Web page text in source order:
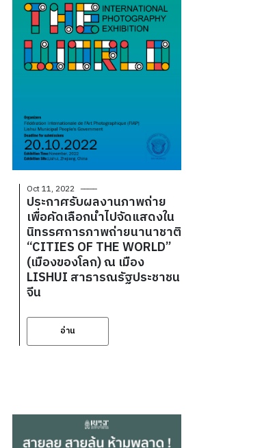
Oct 11, 2022
ประกาศรับผลงานภาพถ่าย
เพื่อคัดเลือกนำไปจัดแสดงใน
นิทรรศการภาพถ่ายนานาชาติ
“CITIES OF THE WORLD”
(เมืองของโลก) ณ เมือง
LISHUI สาธารณรัฐประชาชน
จีน
อ่าน